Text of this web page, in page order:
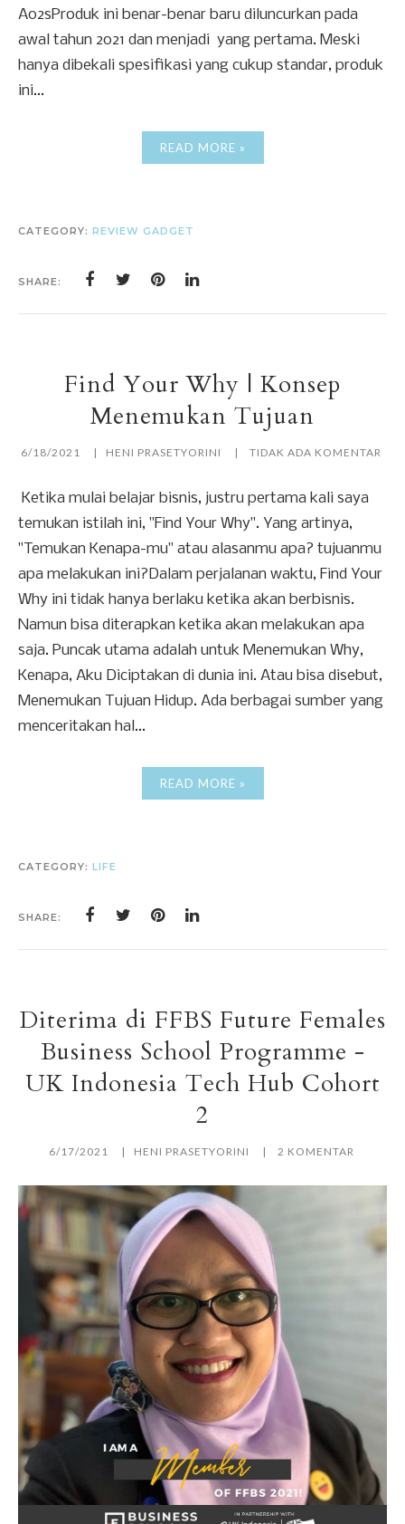
A02sProduk ini benar-benar baru diluncurkan pada
awal tahun 2021 dan menjadi yang pertama. Meski
hanya dibekali spesifikasi yang cukup standar, produk
ini...
READ MORE »
CATEGORY: REVIEW GADGET
SHARE:
Find Your Why | Konsep
Menemukan Tujuan
6/18/2021 HENI PRASETYORINI TIDAK ADA KOMENTAR
Ketika mulai belajar bisnis, justru pertama kali saya
temukan istilah ini, "Find Your Why". Yang artinya,
"Temukan Kenapa-mu" atau alasanmu apa? tujuanmu
apa melakukan ini?Dalam perjalanan waktu, Find Your
Why ini tidak hanya berlaku ketika akan berbisnis.
Namun bisa diterapkan ketika akan melakukan apa
saja. Puncak utama adalah untuk Menemukan Why,
Kenapa, Aku Diciptakan di dunia ini. Atau bisa disebut,
Menemukan Tujuan Hidup. Ada berbagai sumber yang
menceritakan hal...
READ MORE »
CATEGORY: LIFE
SHARE:
Diterima di FFBS Future Females
Business School Programme -
UK Indonesia Tech Hub Cohort
2
6/17/2021 HENI PRASETYORINI 2 KOMENTAR